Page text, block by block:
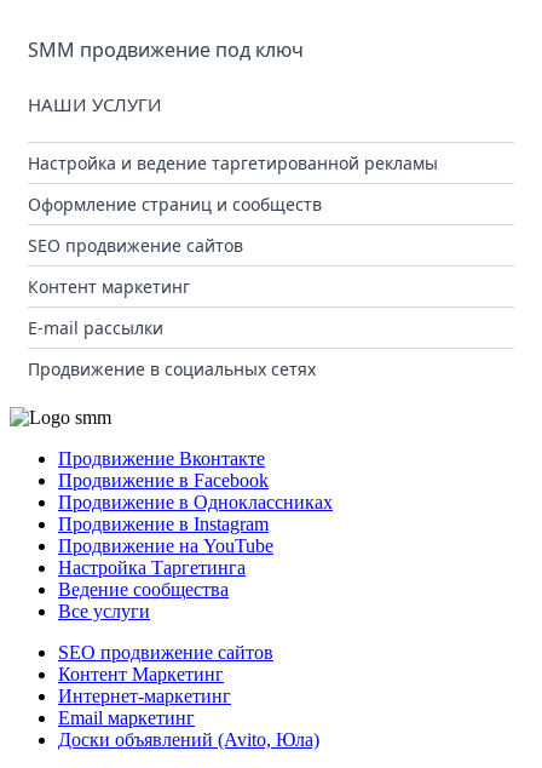
SMM продвижение под ключ
НАШИ УСЛУГИ
Настройка и ведение таргетированной рекламы
Оформление страниц и сообществ
SEO продвижение сайтов
Контент маркетинг
E-mail рассылки
Продвижение в социальных сетях
Продвижение Вконтакте
Продвижение в Facebook
Продвижение в Одноклассниках
Продвижение в Instagram
Продвижение на YouTube
Настройка Таргетинга
Ведение сообщества
Все услуги
SEO продвижение сайтов
Контент Маркетинг
Интернет-маркетинг
Email маркетинг
Доски объявлений (Avito, Юла)